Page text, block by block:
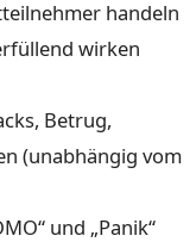
handeln
wirken
Betrug,
(unabhängig vom
und „Panik“